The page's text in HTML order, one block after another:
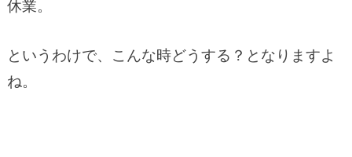
休業。
というわけで、こんな時どうする？となりますよ
ね。